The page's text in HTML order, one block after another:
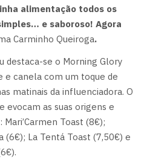
alimentação todos os
e saboroso! Agora
Carminho Queiroga.
destaca-se o Morning Glory
e canela com um toque de
matinais da influenciadora. O
evocam as suas origens e
Toast (8€);
La Tentá Toast (7,50€) e